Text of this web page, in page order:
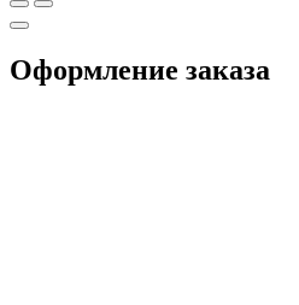
Оформление заказа